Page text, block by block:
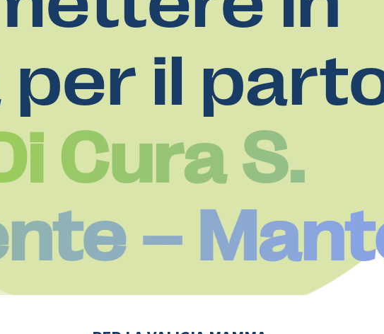
per il
Cura S.
–